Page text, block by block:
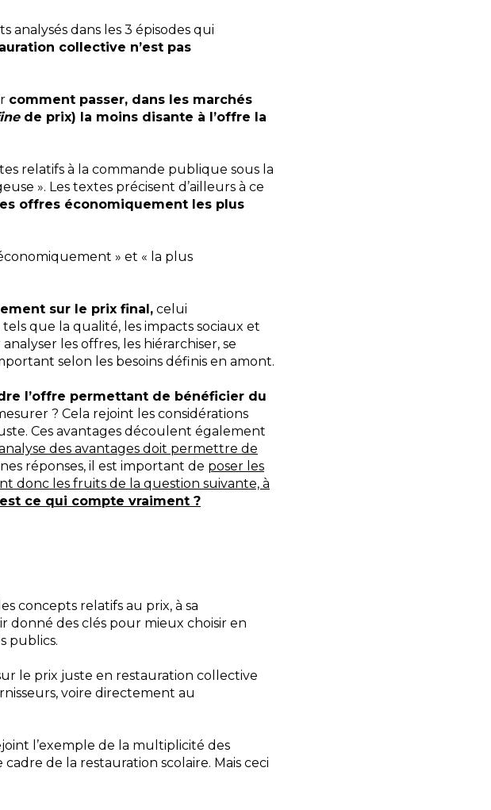
analysés dans les 3 épisodes qui
collective n’est pas
comment passer, dans les marchés
de prix) la moins disante à l’offre la
relatifs à la commande publique sous la
». Les textes précisent d’ailleurs à ce
offres économiquement les plus
» et « la plus
sur le prix final, celui
que la qualité, les impacts sociaux et
les offres, les hiérarchiser, se
selon les besoins définis en amont.
l’offre permettant de bénéficier du
? Cela rejoint les considérations
Ces avantages découlent également
des avantages doit permettre de
réponses, il est important de poser les
donc les fruits de la question suivante, à
ce qui compte vraiment ?
concepts relatifs au prix, à sa
donné des clés pour mieux choisir en
publics.
le prix juste en restauration collective
voire directement au
l’exemple de la multiplicité des
de la restauration scolaire. Mais ceci